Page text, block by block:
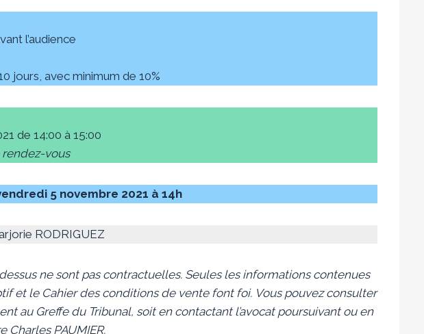
l’audience
jours, avec minimum de 10%
de 14:00 à 15:00
rendez-vous
5 novembre 2021 à 14h
RODRIGUEZ
ne sont pas contractuelles. Seules les informations contenues
et le Cahier des conditions de vente font foi. Vous pouvez consulter
au Greffe du Tribunal, soit en contactant l’avocat poursuivant ou en
PAUMIER.